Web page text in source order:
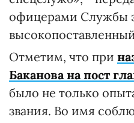
офицерами Службы
Отметим, что при
Баканова на пост
было не только
звания. Во имя